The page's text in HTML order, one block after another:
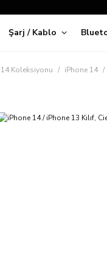
Şarj / Kablo
Koleksiyonu iPhone 14